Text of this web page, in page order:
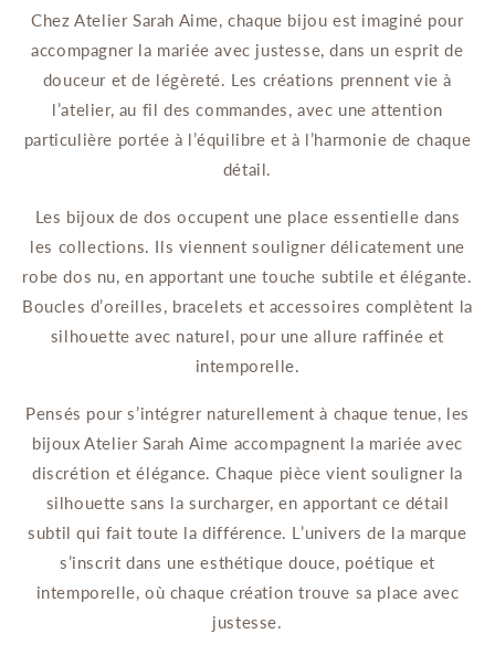
Chez Atelier Sarah Aime, chaque bijou est imaginé pour
accompagner la mariée avec justesse, dans un esprit de
douceur et de légèreté. Les créations prennent vie à
l’atelier, au fil des commandes, avec une attention
particulière portée à l’équilibre et à l’harmonie de chaque
détail.
Les bijoux de dos occupent une place essentielle dans
les collections. Ils viennent souligner délicatement une
robe dos nu, en apportant une touche subtile et élégante.
Boucles d’oreilles, bracelets et accessoires complètent la
silhouette avec naturel, pour une allure raffinée et
intemporelle.
Pensés pour s’intégrer naturellement à chaque tenue, les
bijoux Atelier Sarah Aime accompagnent la mariée avec
discrétion et élégance. Chaque pièce vient souligner la
silhouette sans la surcharger, en apportant ce détail
subtil qui fait toute la différence. L’univers de la marque
s’inscrit dans une esthétique douce, poétique et
intemporelle, où chaque création trouve sa place avec
justesse.